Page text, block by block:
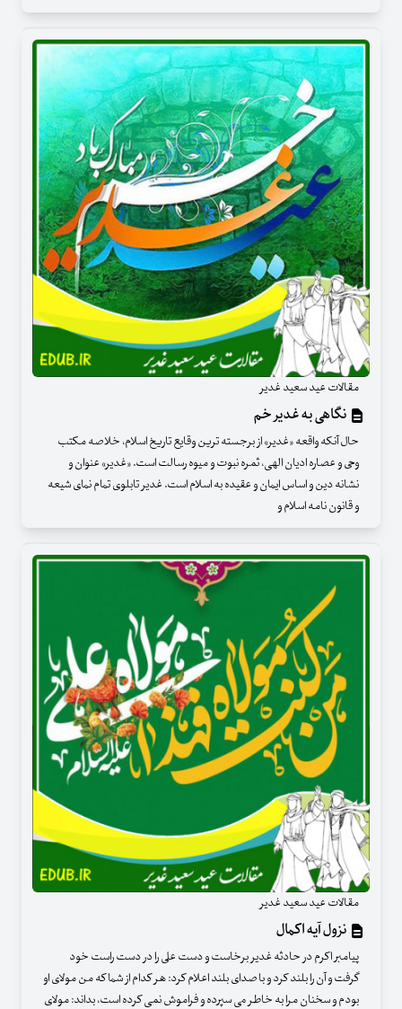
مقالات عید سعید غدیر
نگاهی به غدیر خم
حال آنکه واقعه «غدیر» از برجسته ترین وقایع تاریخ اسلام، خلاصه مکتب
وحی و عصاره ادیان الهی، ثمره نبوت و میوه رسالت است. «غدیر» عنوان و
نشانه دین و اساس ایمان و عقیده به اسلام است. غدیر تابلوی تمام نمای شیعه
و قانون نامه اسلام و
مقالات عید سعید غدیر
نزول آیه اکمال
پیامبر اکرم در حادثه غدیر برخاست و دست علی را در دست راست خود
گرفت و آن را بلند کرد و با صدای بلند اعلام کرد: هر کدام از شما که من مولای او
بودم و سخنان مرا به خاطر می سپرده و فراموش نمی کرده است، بداند: مولای